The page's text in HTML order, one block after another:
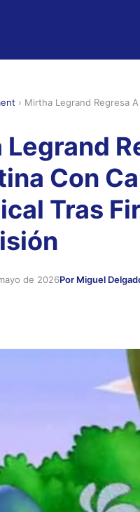
› Mirtha Legrand Regresa
Con
Tras
de 2026Por Miguel